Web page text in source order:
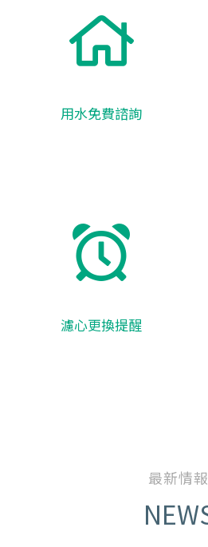
用水免費諮詢
濾心更換提醒
最新情報